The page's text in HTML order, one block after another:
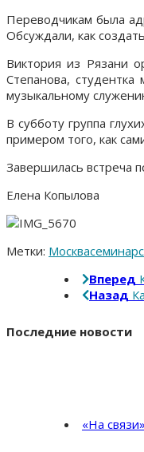
Переводчикам была
Обсуждали, как
Виктория из Рязани
Степанова,
музыкальному
В субботу группа
примером того, как
Завершилась встреча
Елена Копылова
Метки: Москвасеминар
Вперед
Назад
Последние новости
«На